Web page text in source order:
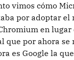
vimos cómo
por adoptar el
en lugar
que por ahora se
es Google la